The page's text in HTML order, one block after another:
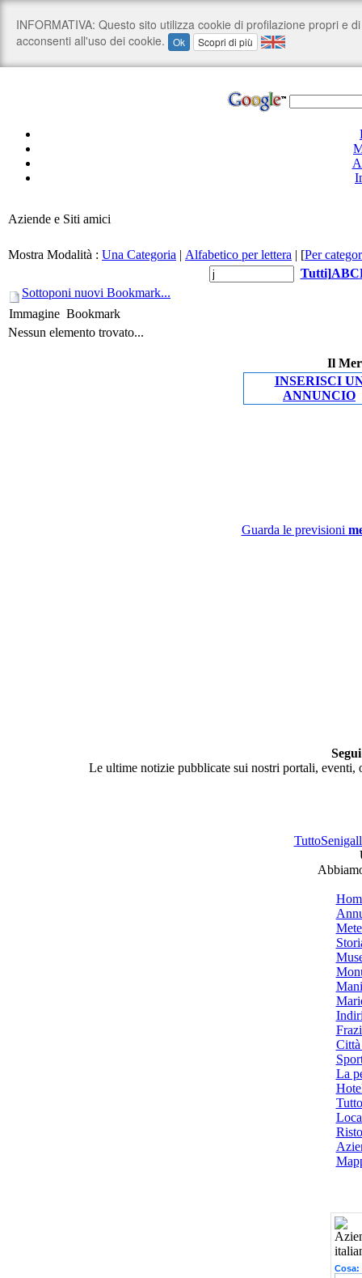
Aziende e Siti amici
Mostra Modalità : Una Categoria | Alfabetico per lettera | [Per
Tutti]ABC
Sottoponi nuovi Bookmark...
Immagine Bookmark
Nessun elemento trovato...
Il
INSERISCI
ANNUNCIO
Guarda le previsioni
Le ultime notizie pubblicate sui nostri portali,
Città
La
Cosa: